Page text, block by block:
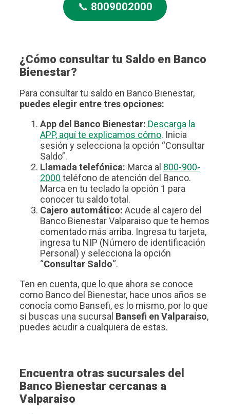
📞 8009002000
¿Cómo consultar tu Saldo en Banco
Bienestar?
Para consultar tu saldo en Banco Bienestar,
puedes elegir entre tres opciones:
App del Banco Bienestar: Descarga la
APP, aquí te explicamos cómo. Inicia
sesión y selecciona la opción “Consultar
Saldo”.
Llamada telefónica: Marca al 800-900-
2000 teléfono de atención del Banco.
Marca en tu teclado la opción 1 para
conocer tu saldo total.
Cajero automático: Acude al cajero del
Banco Bienestar Valparaiso que te hemos
comentado más arriba. Ingresa tu tarjeta,
ingresa tu NIP (Número de identificación
Personal) y selecciona la opción
“Consultar Saldo“.
Ten en cuenta, que lo que ahora se conoce
como Banco del Bienestar, hace unos años se
conocía como Bansefi, es lo mismo, por lo que
si buscas una sucursal Bansefi en Valparaiso,
puedes acudir a cualquiera de estas.
Encuentra otras sucursales del
Banco Bienestar cercanas a
Valparaiso